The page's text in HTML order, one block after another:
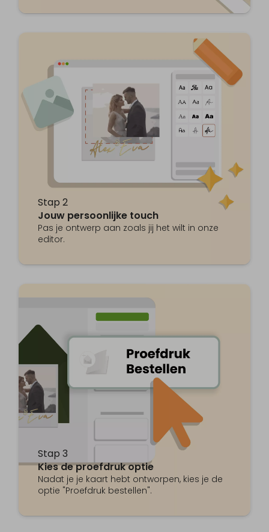
Stap 2
Jouw persoonlijke touch
Pas je ontwerp aan zoals jij het wilt in onze
editor.
Stap 3
Kies de proefdruk optie
Nadat je je kaart hebt ontworpen, kies je de
optie "Proefdruk bestellen".